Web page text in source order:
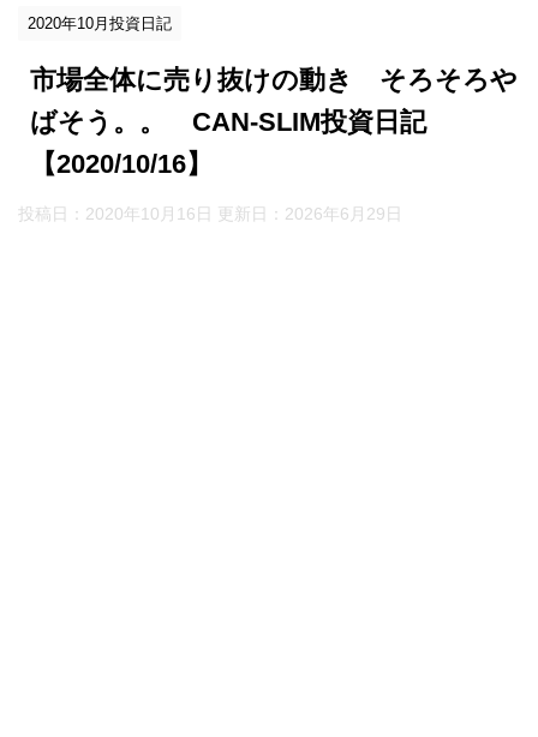
2020年10月投資日記
市場全体に売り抜けの動き そろそろや
ばそう。。 CAN-SLIM投資日記
【2020/10/16】
投稿日：2020年10月16日 更新日： 2026年6月29日